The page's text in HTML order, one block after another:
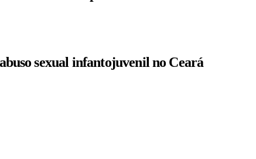
sexual infantojuvenil no Ceará